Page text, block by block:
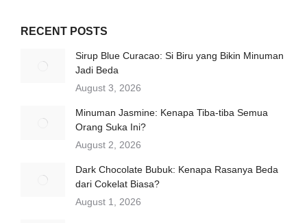
RECENT POSTS
Sirup Blue Curacao: Si Biru yang Bikin Minuman
Jadi Beda
August 3, 2026
Minuman Jasmine: Kenapa Tiba-tiba Semua
Orang Suka Ini?
August 2, 2026
Dark Chocolate Bubuk: Kenapa Rasanya Beda
dari Cokelat Biasa?
August 1, 2026